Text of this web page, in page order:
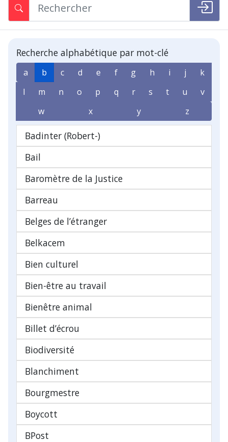
Recherche alphabétique par mot-clé
a b c d e f g h i j
k
l
m n o p q r s t u
v
w
x y z
Badinter (Robert-)
Bail
Baromètre de la Justice
Barreau
Belges de l’étranger
Belkacem
Bien culturel
Bien-être au travail
Bienêtre animal
Billet d’écrou
Biodiversité
Blanchiment
Bourgmestre
Boycott
BPost